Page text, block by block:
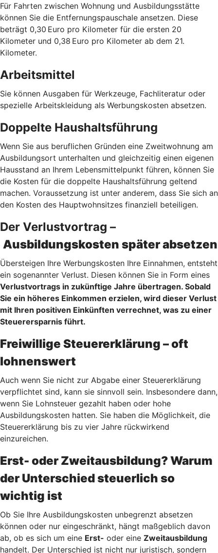
Für Fahrten zwischen Wohnung und Ausbildungsstätte
können Sie die Entfernungspauschale ansetzen. Diese
beträgt 0,30 Euro pro Kilometer für die ersten 20
Kilometer und 0,38 Euro pro Kilometer ab dem 21.
Kilometer.
Arbeitsmittel
Sie können Ausgaben für Werkzeuge, Fachliteratur oder
spezielle Arbeitskleidung als Werbungskosten absetzen.
Doppelte Haushaltsführung
Wenn Sie aus beruflichen Gründen eine Zweitwohnung am
Ausbildungsort unterhalten und gleichzeitig einen eigenen
Hausstand an Ihrem Lebensmittelpunkt führen, können Sie
die Kosten für die doppelte Haushaltsführung geltend
machen. Voraussetzung ist unter anderem, dass Sie sich an
den Kosten des Hauptwohnsitzes finanziell beteiligen.
Der Verlustvortrag –
Ausbildungskosten später absetzen
Übersteigen Ihre Werbungskosten Ihre Einnahmen, entsteht
ein sogenannter Verlust. Diesen können Sie in Form eines
Verlustvortrags in zukünftige Jahre übertragen. Sobald
Sie ein höheres Einkommen erzielen, wird dieser Verlust
mit Ihren positiven Einkünften verrechnet, was zu einer
Steuerersparnis führt.
Freiwillige Steuererklärung – oft
lohnenswert
Auch wenn Sie nicht zur Abgabe einer Steuererklärung
verpflichtet sind, kann sie sinnvoll sein. Insbesondere dann,
wenn Sie Lohnsteuer gezahlt haben oder hohe
Ausbildungskosten hatten. Sie haben die Möglichkeit, die
Steuererklärung bis zu vier Jahre rückwirkend
einzureichen.
Erst- oder Zweitausbildung? Warum
der Unterschied steuerlich so
wichtig ist
Ob Sie Ihre Ausbildungskosten unbegrenzt absetzen
können oder nur eingeschränkt, hängt maßgeblich davon
ab, ob es sich um eine Erst- oder eine Zweitausbildung
handelt. Der Unterschied ist nicht nur juristisch, sondern